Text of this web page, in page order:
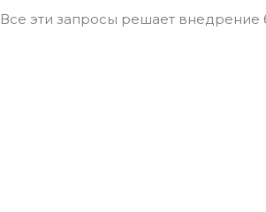
Все эти запросы решает внедрение